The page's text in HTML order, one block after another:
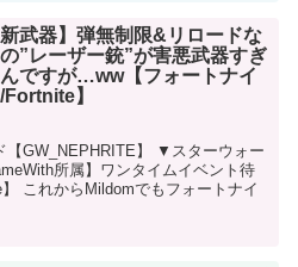
新武器】弾無制限&リロードな
”レーザー銃”が害悪武器すぎ
ですが…ww【フォートナイ
/Fortnite】
【GW_NEPHRITE】 ▼スターウォー
所属】ワンタイムイベント待
これからMildomでもフォートナイ